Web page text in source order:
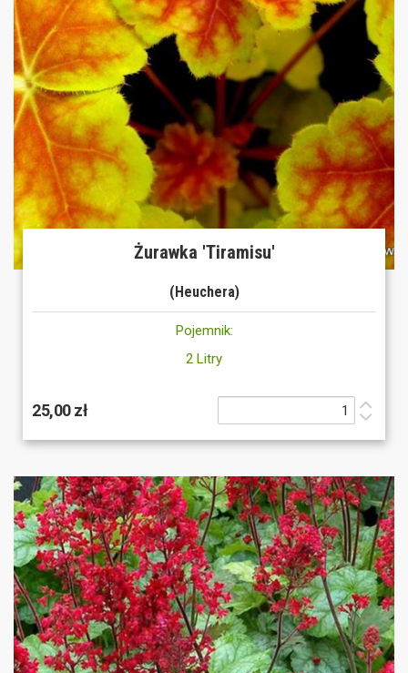
Żurawka 'Tiramisu'
(Heuchera)
Pojemnik:
2 Litry
25,00 zł